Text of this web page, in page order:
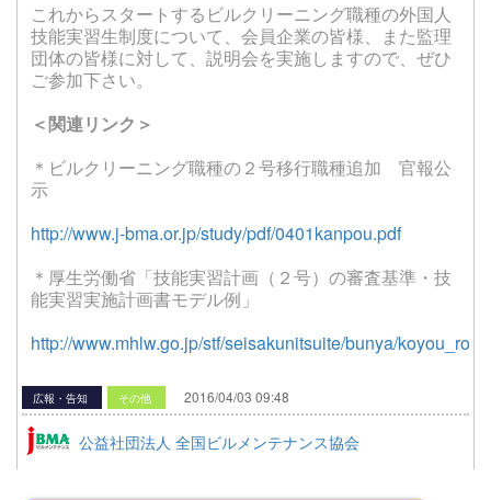
これからスタートするビルクリーニング職種の外国人
技能実習生制度について、会員企業の皆様、また監理
団体の皆様に対して、説明会を実施しますので、ぜひ
ご参加下さい。
＜関連リンク＞
＊ビルクリーニング職種の２号移行職種追加 官報公
示
http://www.j-bma.or.jp/study/pdf/0401kanpou.pdf
＊厚生労働省「技能実習計画（２号）の審査基準・技
能実習実施計画書モデル例」
http://www.mhlw.go.jp/stf/seisakunitsuite/bunya/
広報・告知 その他 2016/04/03 09:48
公益社団法人 全国ビルメンテナンス協会